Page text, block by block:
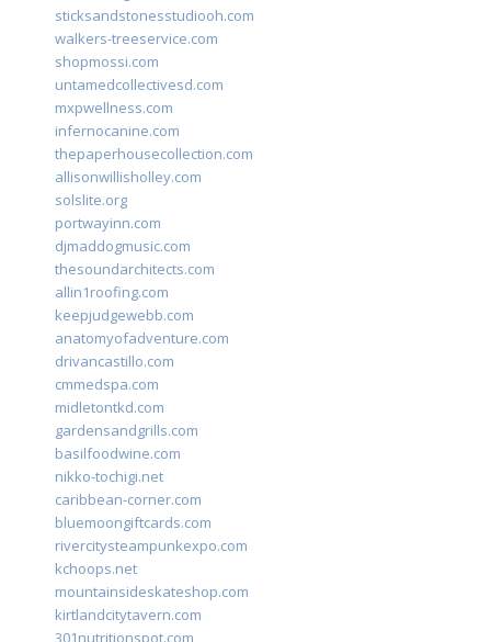
sticksandstonesstudiooh.com
walkers-treeservice.com
shopmossi.com
untamedcollectivesd.com
mxpwellness.com
infernocanine.com
thepaperhousecollection.com
allisonwillisholley.com
solslite.org
portwayinn.com
djmaddogmusic.com
thesoundarchitects.com
allin1roofing.com
keepjudgewebb.com
anatomyofadventure.com
drivancastillo.com
cmmedspa.com
midletontkd.com
gardensandgrills.com
basilfoodwine.com
nikko-tochigi.net
caribbean-corner.com
bluemoongiftcards.com
rivercitysteampunkexpo.com
kchoops.net
mountainsideskateshop.com
kirtlandcitytavern.com
301nutritionspot.com